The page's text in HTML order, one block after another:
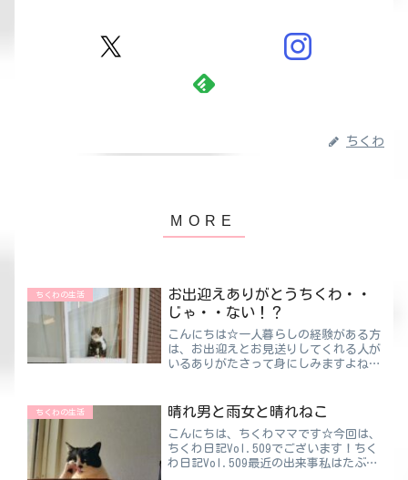
ちくわ
ちくわの生活
お出迎えありがとうちくわ・・
じゃ・・ない！？
こんにちは☆一人暮らしの経験がある方
は、お出迎えとお見送りしてくれる人が
いるありがたさって身にしみますよね！
グッとくるものがあります。だから寂し
さを埋めるためにペットを...
ちくわの生活 晴れ男と雨女と晴れねこ
こんにちは、ちくわママです☆今回は、
ちくわ日記Vol.509でございます！ちく
わ日記Vol.509最近の出来事私はたぶん